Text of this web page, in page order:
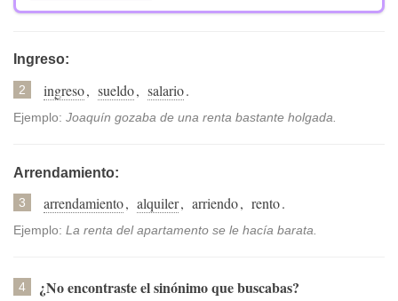
Ingreso:
2 ingreso, sueldo, salario.
Ejemplo: Joaquín gozaba de una renta bastante holgada.
Arrendamiento:
3 arrendamiento, alquiler, arriendo, rento.
Ejemplo: La renta del apartamento se le hacía barata.
4 ¿No encontraste el sinónimo que buscabas?